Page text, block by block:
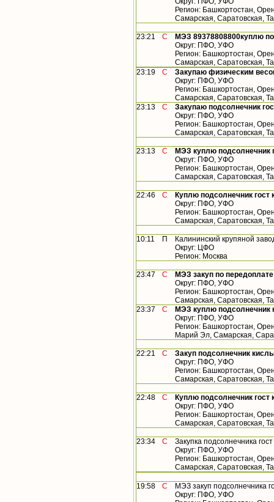
Регион: Башкортостан,
Самарская, Саратовская,
23:21 С
МЭЗ 89378808800куплю
Округ: ПФО, УФО
Регион: Башкортостан,
Самарская, Саратовская,
23:19
С
Закупаю физическим
Округ: ПФО, УФО
Регион: Башкортостан,
Самарская, Саратовская,
23:13
С
Закупаю подсолнечник
Округ: ПФО, УФО
Регион: Башкортостан,
Самарская, Саратовская,
23:13 С
МЭЗ куплю подсолнечник
Округ: ПФО, УФО
Регион: Башкортостан,
Самарская, Саратовская,
22:46 С
Куплю подсолнечник гост
Округ: ПФО, УФО
Регион: Башкортостан,
Самарская, Саратовская,
10:11 П
Калининский крупяной
Округ: ЦФО
Регион: Москва
23:47 С
МЭЗ закуп по
Округ: ПФО, УФО
Регион: Башкортостан,
Самарская, Саратовская,
23:37
С
МЭЗ куплю подсолнечник
Округ: ПФО, УФО
Регион: Башкортостан,
Марий Эл, Самарская,
22:21 С
Закуп подсолнечник
Округ: ПФО, УФО
Регион: Башкортостан,
Самарская, Саратовская,
22:48 С
Куплю подсолнечник
Округ: ПФО, УФО
Регион: Башкортостан,
Самарская, Саратовская,
23:34 С
Закупка подсолнечника
Округ: ПФО, УФО
Регион: Башкортостан,
Самарская, Саратовская,
19:58 С
МЭЗ закуп подсолнечника
Округ: ПФО, УФО